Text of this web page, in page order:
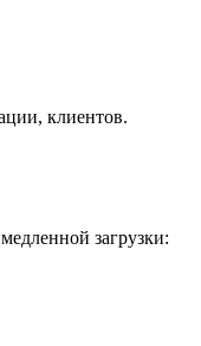
клиентов.
загрузки: